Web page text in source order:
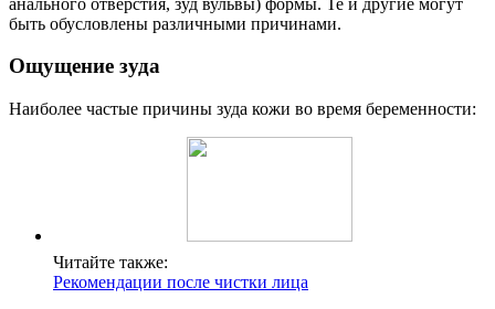
быть обусловлены различными причинами.
Ощущение зуда
Наиболее частые причины зуда кожи во время беременности:
Читайте также:
Рекомендации после чистки лица